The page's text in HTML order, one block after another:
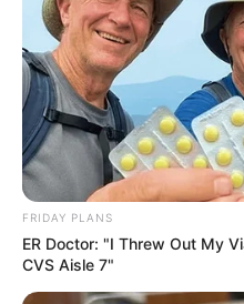
Once Criticized For Her
Heads
BRAINBERRIES
She Took Her Love For
Level
FRIDAY PLANS
ER Doctor: "I Threw Out My
CVS Aisle 7"